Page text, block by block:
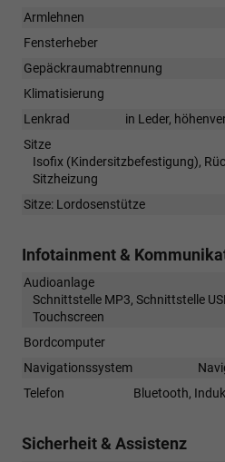
Armlehnen
Fensterheber
Gepäckraumabtrennung
Klimatisierung
Lenkrad
in Leder,
Sitze
Isofix (Kindersitzbefestigung),
Sitzheizung
Sitze: Lordosenstütze
Infotainment &
Audioanlage
Schnittstelle MP3, Schnittstelle
Touchscreen
Bordcomputer
Navigationssystem
Telefon
Bluetooth,
Sicherheit & Assistenz